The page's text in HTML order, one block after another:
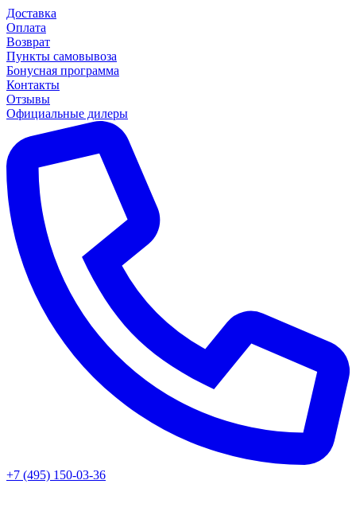
Доставка
Оплата
Возврат
Пункты самовывоза
Бонусная программа
Контакты
Отзывы
Официальные дилеры
+7 (495) 150-03-36